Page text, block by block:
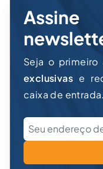
Seja o primeiro
exclusivas e
caixa de entrada.